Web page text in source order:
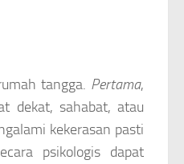
tangga. Pertama,
dekat, sahabat, atau
kekerasan pasti
psikologis dapat